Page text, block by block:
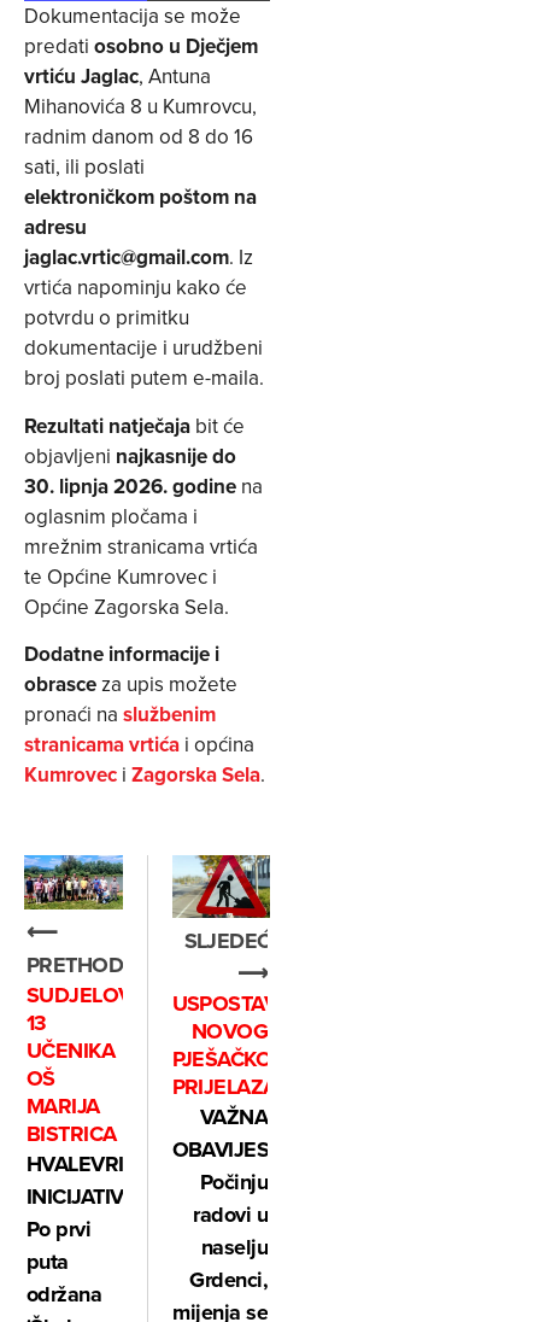
Dokumentacija se može
predati osobno u Dječjem
vrtiću Jaglac, Antuna
Mihanovića 8 u Kumrovcu,
radnim danom od 8 do 16
sati, ili poslati
elektroničkom poštom na
adresu
jaglac.vrtic@gmail.com. Iz
vrtića napominju kako će
potvrdu o primitku
dokumentacije i urudžbeni
broj poslati putem e-maila.
Rezultati natječaja bit će
objavljeni najkasnije do
30. lipnja 2026. godine na
oglasnim pločama i
mrežnim stranicama vrtića
te Općine Kumrovec i
Općine Zagorska Sela.
Dodatne informacije i
obrasceza upis možete
pronaći na službenim
stranicama vrtića i općina
Kumrovec i Zagorska Sela.
⟵
PRETHODNO
SUDJELOVALO
13
UČENIKA
OŠ
MARIJA
BISTRICA
HVALEVRIJEDNA
INICIJATIVA:
Po prvi
puta
održana
SLJEDEĆE
⟶
USPOSTAVA
NOVOG
PJEŠAČKOG
PRIJELAZA
VAŽNA
OBAVIJEST:
Počinju
radovi u
naselju
Grdenci,
mijenja se